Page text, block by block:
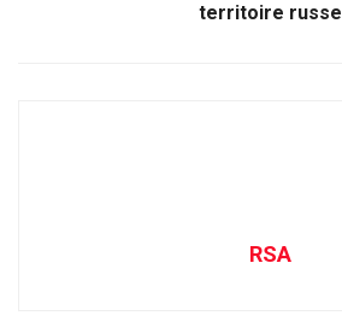
territoire russe
RSA